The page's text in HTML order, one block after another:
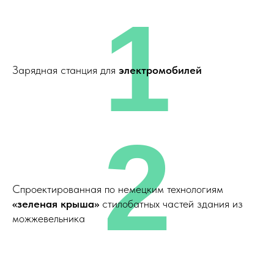
Зарядная станция для электромобилей
1
Спроектированная по немецким технологиям
«зеленая крыша» стилобатных частей здания из
можжевельника
2